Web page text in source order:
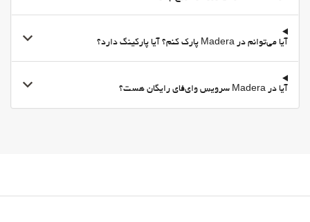
آیا می‌توانم در Madera پارک کنم؟ آیا پارکینگ دارد؟
آیا در Madera سرویس وای‌فای رایگان هست؟